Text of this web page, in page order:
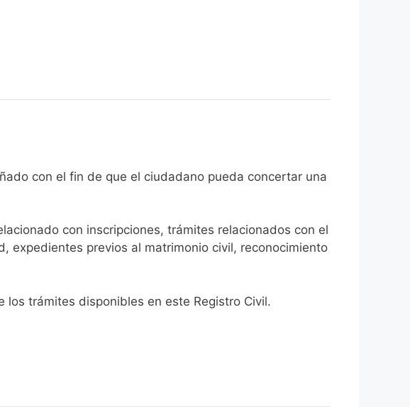
con el fin de que el ciudadano pueda concertar una
con inscripciones, trámites relacionados con el
expedientes previos al matrimonio civil, reconocimiento
trámites disponibles en este Registro Civil.​